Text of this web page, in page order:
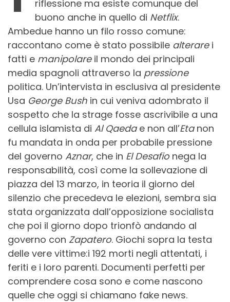
riflessione ma esiste comunque del
buono anche in quello di Netflix.
Ambedue hanno un filo rosso comune:
raccontano come è stato possibile alterarei
fatti e manipolare il mondo dei principali
media spagnoli attraverso la pressione
politica. Un’intervista in esclusiva al presidente
Usa George Bush in cui veniva adombrato il
sospetto che la strage fosse ascrivibile a una
cellula islamista di Al Qaedae non all’Eta non
fu mandata in onda per probabile pressione
del governo Aznar, che in El Desafionega la
responsabilità, così come la sollevazione di
piazza del 13 marzo, in teoria il giorno del
silenzio che precedeva le elezioni, sembra sia
stata organizzata dall’opposizione socialista
che poi il giorno dopo trionfò andando al
governo con Zapatero. Giochi sopra la testa
delle vere vittime:i 192 morti negli attentati, i
feriti e i loro parenti. Documenti perfetti per
comprendere cosa sono e come nascono
quelle che oggi si chiamano fake news.